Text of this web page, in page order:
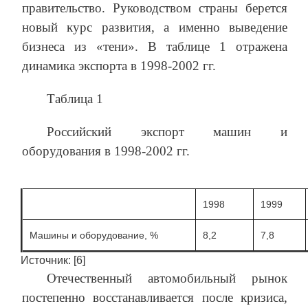
правительство. Руководством страны берется
новый курс развития, а именно выведение
бизнеса из «тени». В таблице 1 отражена
динамика экспорта в 1998-2002 гг.
Таблица 1
Российский экспорт машин и
оборудования в 1998-2002 гг.
1998 1999
Машины и оборудование, % 8,2 7,8
Источник: [6]
Отечественный автомобильный рынок
постепенно восстанавливается после кризиса,